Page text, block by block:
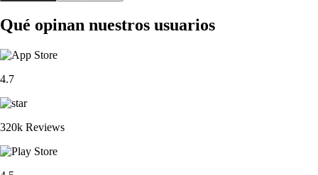
Qué opinan nuestros usuarios
4.7
320k Reviews